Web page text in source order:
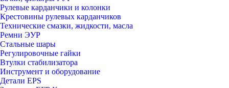
Рулевые карданчики и колонки
Крестовины рулевых карданчиков
Технические смазки, жидкости, масла
Ремни ЭУР
Стальные шары
Регулировочные гайки
Втулки стабилизатора
Инструмент и оборудование
Детали EPS